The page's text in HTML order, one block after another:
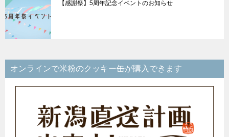
【感謝祭】5周年記念イベントのお知らせ
オンラインで米粉のクッキー缶が購入できます